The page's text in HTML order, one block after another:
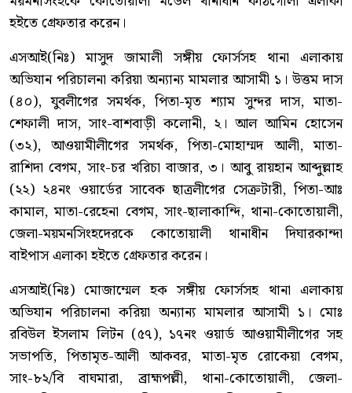
হইতে গ্রেফতার করেন।
এসআই(নিঃ) মাসুদ জামালী সঙ্গীয় ফোর্সসহ থানা এলাকায়
অভিযান পরিচালনা করিয়া অন্যান্য মামলার আসামী ১। উত্তম দাস
(৪০), যুবলীগের সমর্থক, পিতা-মৃত শ্যাম সুন্দর দাস, মাতা-
শেফালী দাস, সাং-বাশবাড়ী কলোনী, ২। আল আমিন হোসেন
(৩২), আওয়ামীলীগের সমর্থক, পিতা-মোহাম্মদ আলী, মাতা-
রাশিদা বেগম, সাং-চর খরিচা বাজার, ৩। আবু রায়হান আব্দুল্লাহ
(২২) ২৪নং ওয়ার্ডের সাবেক ছাত্রলীগের সেক্রটারী, পিতা-আঃ
কামাল, মাতা-রেহেনা বেগম, সাং-ছালাকান্দি, থানা-কোতোয়ালী,
জেলা-ময়মনসিংহদেরকে কোতোয়ালী থানাধীন দিঘারকান্দা
বাইপাস এলাকা হইতে গ্রেফতার করেন।
এসআই(নিঃ) মোজাম্মেল হক সঙ্গীয় ফোর্সসহ থানা এলাকায়
অভিযান পরিচালনা করিয়া অন্যান্য মামলার আসামী ১। মোঃ
রবিউল ইসলাম লিটন (৫৭), ১৭নং ওয়ার্ড আওয়ামীলীগের সহ
সভাপতি, পিতামৃত-আলী আকবর, মাতা-মৃত রোকেয়া বেগম,
সাং-৮২/বি বাঘমারা, ব্রাহ্মপল্লী, থানা-কোতোয়ালী, জেলা-